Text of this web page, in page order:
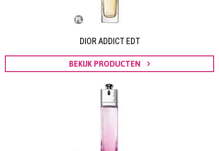
DIOR ADDICT EDT
BEKIJK PRODUCTEN